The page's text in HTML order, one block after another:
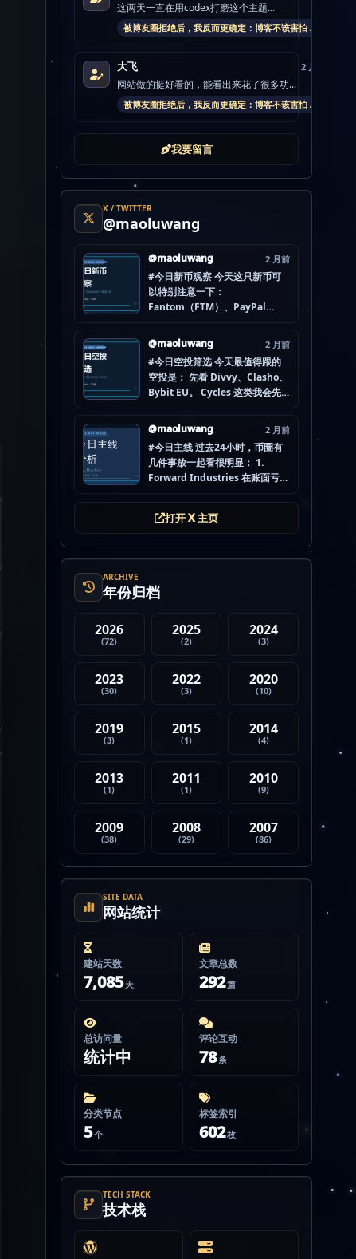
这两天一直在用codex打磨这个主题...
被博友圈拒绝后，我反而更确定：博客不该害怕 AI
大飞 2 月前
网站做的挺好看的，能看出来花了很多功...
被博友圈拒绝后，我反而更确定：博客不该害怕 AI
我要留言
X / TWITTER
@maoluwang
@maoluwang 2 月前
#今日新币观察 今天这只新币可
以特别注意一下：
Fantom（FTM）、PayPal
Liberty Financial（WLFI）、
Internet Computer (IOU)
（ICP） 不是因为它们一定最
猛，而是更像“热度是不是在回流”
的样本。 这种时候最怕把...
@maoluwang 2 月前
#今日空投筛选 今天最值得跟的
空投是： 先看 Divvy、Clasho、
Bybit EU。 Cycles 这类我会先
后续节奏想清楚。 现在做空投最
怕的不是没项目，而是一下全
开，最后一条都没做扎实。
mao.lu/today-airdrop-
selecti… #空投项目 #...
@maoluwang 2 月前
#今日主线 过去24小时，币圈有
几件事放一起看很明显： 1.
Forward Industries 在账面亏损
非法赌博行为 3. 加密亿万富翁继
打开 X 主页
ARCHIVE
年份归档
2026
(72)
2025
(2)
2024
(3)
2023
(30)
2022
(3)
2020
(10)
2019
(3)
2015
(1)
2014
(4)
2013
(1)
2011
(1)
2010
(9)
2009
(38)
2008
(29)
2007
(86)
SITE DATA
网站统计
建站天数
7,085 天
文章总数
292篇
总访问量
统计中
评论互动
78条
分类节点
5个
标签索引
602枚
TECH STACK
技术栈